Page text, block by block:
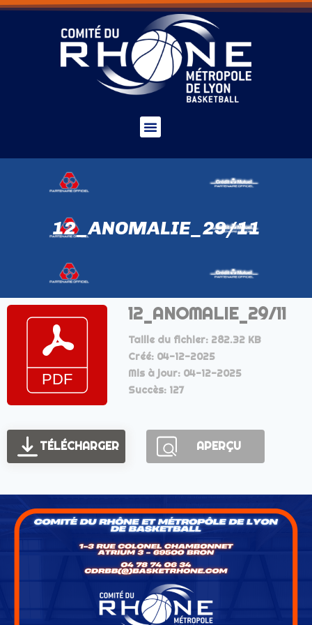
12_ANOMALIE_29/11
12_ANOMALIE_29/11
Taille du fichier: 282.32 KB
Créé: 04-12-2025
Mis à jour: 04-12-2025
Succès: 127
TÉLÉCHARGER APERÇU